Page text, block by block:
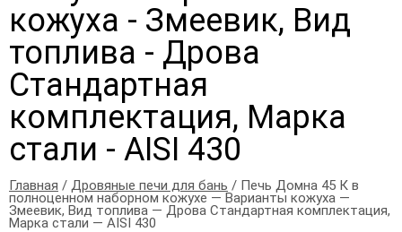
кожуха - Змеевик, Вид
топлива - Дрова
Стандартная
комплектация, Марка
стали - AISI 430
Главная / Дровяные печи для бань / Печь Домна 45 К в
полноценном наборном кожухе — Варианты кожуха —
Змеевик, Вид топлива — Дрова Стандартная комплектация,
Марка стали — AISI 430